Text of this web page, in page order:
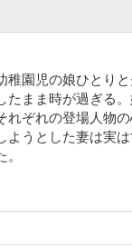
園児の娘ひとり
たまま時が過ぎる
れぞれの登場人物
ようとした妻は実